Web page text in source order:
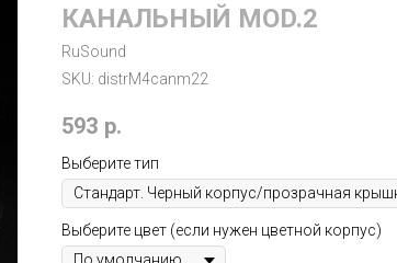
КАНАЛЬНЫЙ MOD.2
RuSound
SKU: distrM4canm22
593 р.
Выберите тип
Выберите цвет (если нужен цветной корпус)